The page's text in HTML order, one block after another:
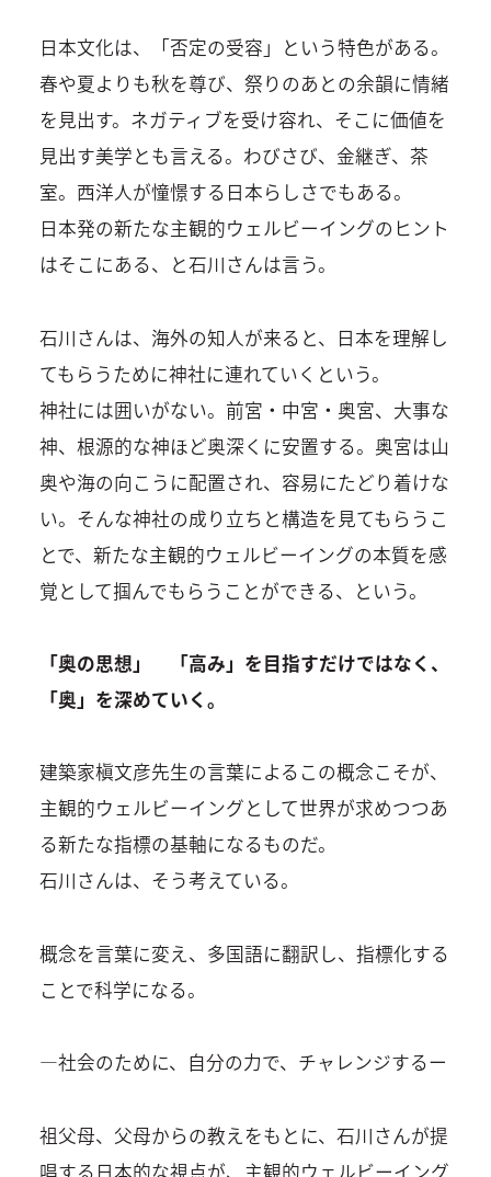
日本文化は、「否定の受容」という特色がある。
春や夏よりも秋を尊び、祭りのあとの余韻に情緒
を見出す。ネガティブを受け容れ、そこに価値を
見出す美学とも言える。わびさび、金継ぎ、茶
室。西洋人が憧憬する日本らしさでもある。
日本発の新たな主観的ウェルビーイングのヒント
はそこにある、と石川さんは言う。
石川さんは、海外の知人が来ると、日本を理解し
てもらうために神社に連れていくという。
神社には囲いがない。前宮・中宮・奥宮、大事な
神、根源的な神ほど奥深くに安置する。奥宮は山
奥や海の向こうに配置され、容易にたどり着けな
い。そんな神社の成り立ちと構造を見てもらうこ
とで、新たな主観的ウェルビーイングの本質を感
覚として掴んでもらうことができる、という。
「奥の思想」 「高み」を目指すだけではなく、
「奥」を深めていく。
建築家槇文彦先生の言葉によるこの概念こそが、
主観的ウェルビーイングとして世界が求めつつあ
る新たな指標の基軸になるものだ。
石川さんは、そう考えている。
概念を言葉に変え、多国語に翻訳し、指標化する
ことで科学になる。
―社会のために、自分の力で、チャレンジするー
祖父母、父母からの教えをもとに、石川さんが提
唱する日本的な視点が、主観的ウェルビーイング